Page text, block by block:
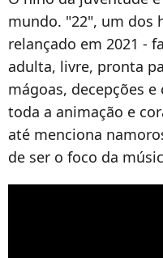
mundo. "22", um dos
relançado em 2021 -
adulta, livre, pronta
mágoas, decepções
toda a animação e
até menciona
de ser o foco da